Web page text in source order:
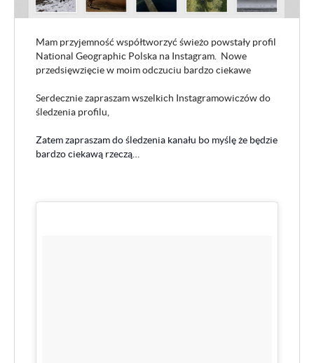
Mam przyjemność współtworzyć świeżo powstały profil
National Geographic Polska na Instagram. Nowe
przedsięwzięcie w moim odczuciu bardzo ciekawe
Serdecznie zapraszam wszelkich Instagramowiczów do
śledzenia profilu,
Zatem zapraszam do śledzenia kanału bo myślę że będzie
bardzo ciekawą rzeczą…